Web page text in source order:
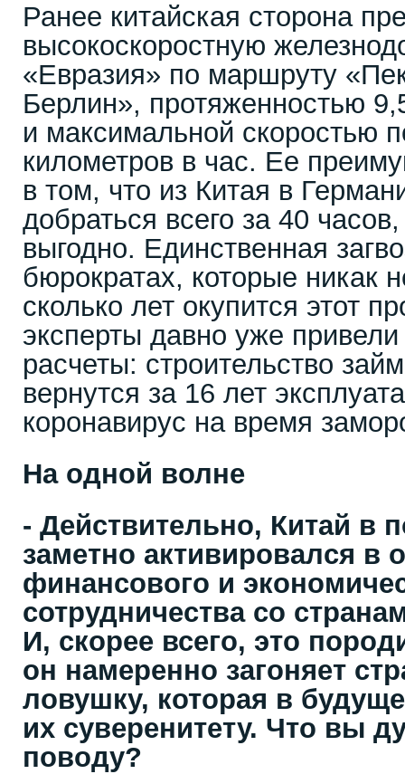
Ранее китайская сторона
высокоскоростную
«Евразия» по маршруту
Берлин», протяженностью
и максимальной скоростью
километров в час. Ее
в том, что из Китая в
добраться всего за 40
выгодно. Единственная
бюрократах, которые никак
сколько лет окупится этот
эксперты давно уже
расчеты: строительство
вернутся за 16 лет
коронавирус на время
На одной волне
- Действительно, Китай в
заметно активировался в
финансового и
сотрудничества со
И, скорее всего, это
он намеренно загоняет
ловушку, которая в
их суверенитету. Что вы
поводу?